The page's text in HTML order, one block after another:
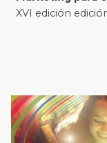
XVI edición